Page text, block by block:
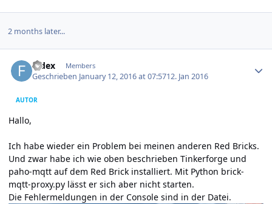
2 months later...
fedex Members
Geschrieben January 12, 2016 at 07:5712. Jan 2016
AUTOR
Hallo,
Ich habe wieder ein Problem bei meinen anderen Red Bricks.
Und zwar habe ich wie oben beschrieben Tinkerforge und
paho-mqtt auf dem Red Brick installiert. Mit Python brick-
mqtt-proxy.py lässt er sich aber nicht starten.
Die Fehlermeldungen in der Console sind in der Datei.